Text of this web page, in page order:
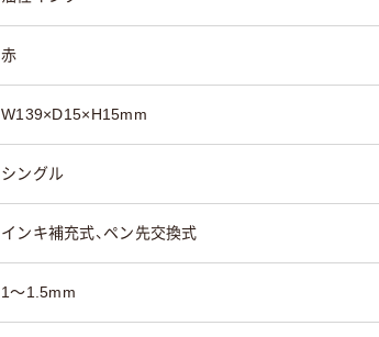
赤
W139×D15×H15mm
シングル
インキ補充式、ペン先交換式
1～1.5mm